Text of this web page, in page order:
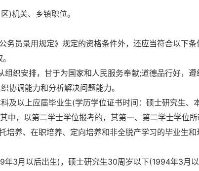
)机关、乡镇职位。
务员录用规定》规定的资格条件外，还应当符合以下条
织安排，甘于为国家和人民服务奉献;道德品行好，遵
协调能力和分析解决问题能力。
及以上应届毕业生(学历学位证书时间：硕士研究生、
，以第二学士学位报考的，其第一、第二学士学位
培养、在职培养、定向培养和非全脱产学习的毕业生和
3月以后出生)，硕士研究生30周岁以下(1994年3月